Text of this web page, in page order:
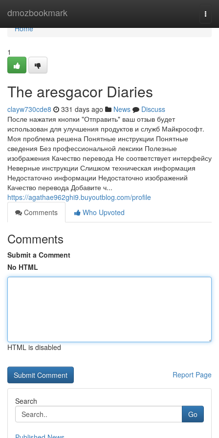
dmozbookmark
Home
Home
1
The aresgacor Diaries
clayw730cde8 331 days ago News
Discuss
После нажатия кнопки "Отправить" ваш отзыв будет
использован для улучшения продуктов и служб Майкрософт.
Моя проблема решена Понятные инструкции Понятные
сведения Без профессиональной лексики Полезные
изображения Качество перевода Не соответствует интерфейсу
Неверные инструкции Слишком техническая информация
Недостаточно информации Недостаточно изображений
Качество перевода Добавите ч...
https://agathae962ghi9.buyoutblog.com/profile
Comments
Who Upvoted
Comments
Submit a Comment
No HTML
HTML is disabled
Report Page
Search
Go